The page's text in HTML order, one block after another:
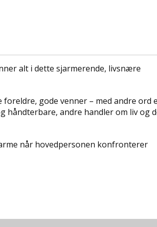
alt i dette sjarmerende, livsnære
gode venner – med andre ord
andre handler om liv og
når hovedpersonen konfronterer